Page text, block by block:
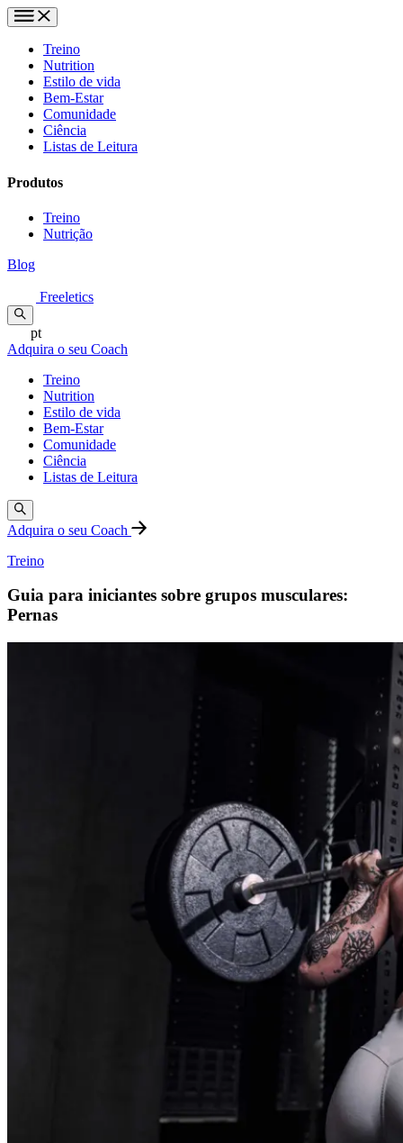
Treino
Nutrition
Estilo de vida
Bem-Estar
Comunidade
Ciência
Listas de Leitura
Produtos
Treino
Nutrição
Blog
Freeletics
pt
Adquira o seu Coach
Treino
Nutrition
Estilo de vida
Bem-Estar
Comunidade
Ciência
Listas de Leitura
Adquira o seu Coach
Treino
Guia para iniciantes sobre grupos musculares:
Pernas